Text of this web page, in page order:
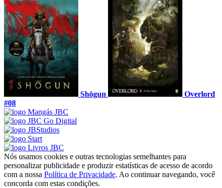
Shōgun
Overlord
#08
Nós usamos cookies e outras tecnologias semelhantes para
personalizar publicidade e produzir estatísticas de acesso de acordo
com a nossa Política de Privacidade. Ao continuar navegando, você
concorda com estas condições.